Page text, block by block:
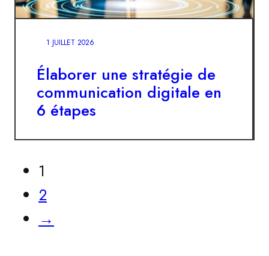
1 JUILLET 2026
Élaborer une stratégie de
communication digitale en
6 étapes
1
2
→